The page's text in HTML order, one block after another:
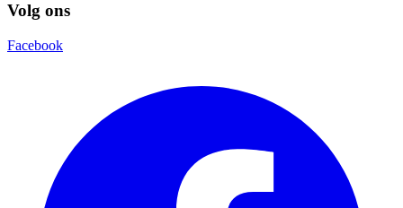
Volg ons
Facebook